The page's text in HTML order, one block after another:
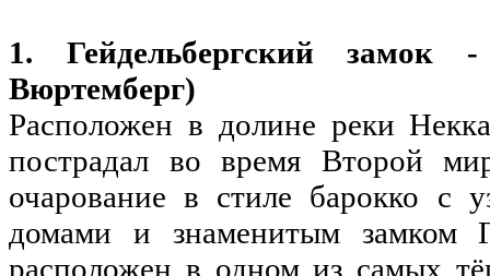
1. Гейдельбергский замок
Вюртемберг)
Расположен в долине реки
пострадал во время Второй
очарование в стиле барокко с
домами и знаменитым замком
расположен в одном из самых